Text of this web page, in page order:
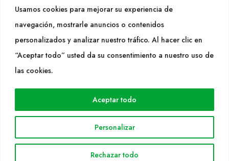
Usamos cookies para mejorar su experiencia de
navegación, mostrarle anuncios o contenidos
personalizados y analizar nuestro tráfico. Al hacer clic en
“Aceptar todo” usted da su consentimiento a nuestro uso de
las cookies.
Personalizar
Rechazar todo
Aceptar todo
Tel. +34 977053013
info@cultidelta.com
SÍGUENOS
Cultidelta
Especies